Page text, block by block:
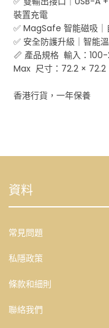
裝置充電
✅ MagSafe 智能磁吸
✅ 安全防護升級｜智能
📏 產品規格 輸入：
Max 尺寸：72.2 ×
香港行貨，一年保養
資料
常見問題
私隱政策
條款和細則
聯絡我們